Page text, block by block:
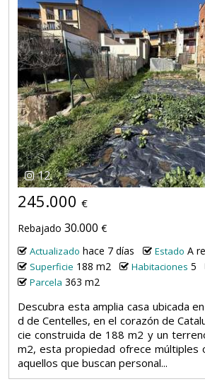
12
245.000 €
Rebajado 30.000 €
Actualizado hace 7 días Estado A
Superficie 188 m2 Habitaciones 5
Parcela 363 m2
Descubra esta amplia casa ubicada
d de Centelles, en el corazón de
cie construida de 188 m2 y un
m2, esta propiedad ofrece múltiples
aquellos que buscan personal...